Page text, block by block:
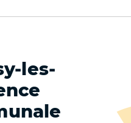
les-